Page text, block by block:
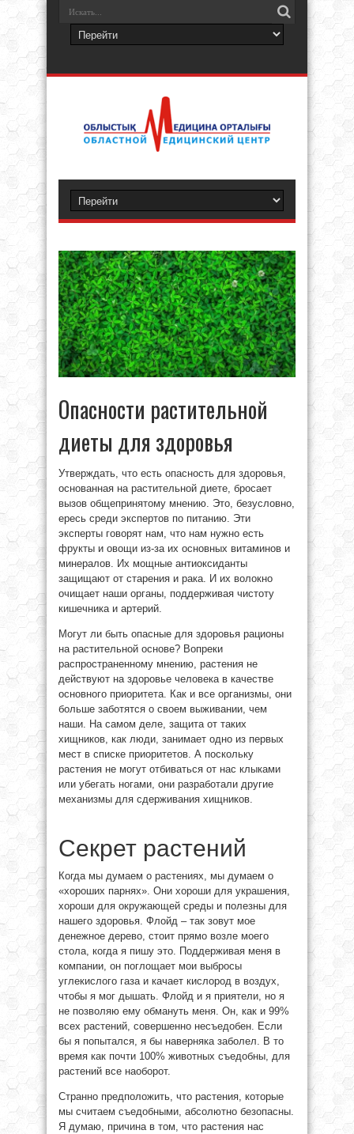
Опасности растительной
диеты для здоровья
Утверждать, что есть опасность для здоровья,
основанная на растительной диете, бросает
вызов общепринятому мнению. Это, безусловно,
ересь среди экспертов по питанию. Эти
эксперты говорят нам, что нам нужно есть
фрукты и овощи из-за их основных витаминов и
минералов. Их мощные антиоксиданты
защищают от старения и рака. И их волокно
очищает наши органы, поддерживая чистоту
кишечника и артерий.
Могут ли быть опасные для здоровья рационы
на растительной основе? Вопреки
распространенному мнению, растения не
действуют на здоровье человека в качестве
основного приоритета. Как и все организмы, они
больше заботятся о своем выживании, чем
наши. На самом деле, защита от таких
хищников, как люди, занимает одно из первых
мест в списке приоритетов. А поскольку
растения не могут отбиваться от нас клыками
или убегать ногами, они разработали другие
механизмы для сдерживания хищников.
Cекрет растений
Когда мы думаем о растениях, мы думаем о
«хороших парнях». Они хороши для украшения,
хороши для окружающей среды и полезны для
нашего здоровья. Флойд – так зовут мое
денежное дерево, стоит прямо возле моего
стола, когда я пишу это. Поддерживая меня в
компании, он поглощает мои выбросы
углекислого газа и качает кислород в воздух,
чтобы я мог дышать. Флойд и я приятели, но я
не позволяю ему обмануть меня. Он, как и 99%
всех растений, совершенно несъедобен. Если
бы я попытался, я бы наверняка заболел. В то
время как почти 100% животных съедобны, для
растений все наоборот.
Странно предположить, что растения, которые
мы считаем съедобными, абсолютно безопасны.
Я думаю, причина в том, что растения нас